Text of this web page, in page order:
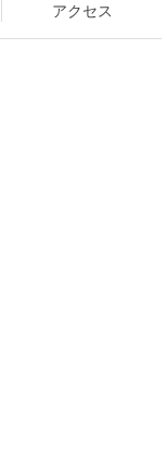
アクセス